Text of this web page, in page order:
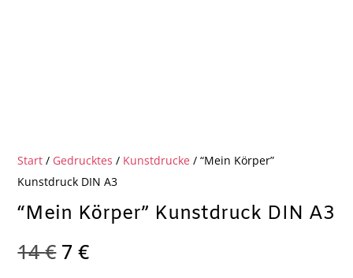
Start / Gedrucktes / Kunstdrucke / “Mein Körper”
Kunstdruck DIN A3
“Mein Körper” Kunstdruck DIN A3
14€ Ursprünglicher
7€Aktueller